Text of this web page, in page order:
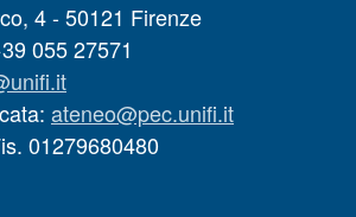
4 - 50121 Firenze
055 27571
ateneo@pec.unifi.it
01279680480